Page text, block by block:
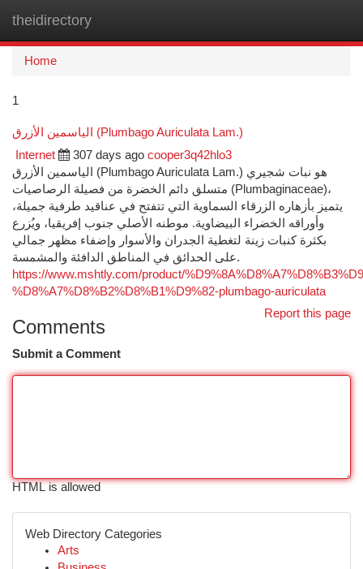
theidirectory
Home
1
الياسمين الأزرق (Plumbago Auriculata Lam.)
Internet 307 days ago cooper3q42hlo3
الياسمين الأزرق (Plumbago Auriculata Lam.) هو نبات شجيري
متسلق دائم الخضرة من فصيلة الرصاصيات (Plumbaginaceae)،
يتميز بأزهاره الزرقاء السماوية التي تتفتح في عناقيد طرفية جميلة،
وأوراقه الخضراء البيضاوية. موطنه الأصلي جنوب إفريقيا، ويُزرع
بكثرة كنبات زينة لتغطية الجدران والأسوار وإضفاء مظهر جمالي
على الحدائق في المناطق الدافئة والمشمسة.
https://www.mshtly.com/product/
%D8%A7%D8%B2%D8%B1%D9%82-plumbago-auriculata
Report this page
Comments
Submit a Comment
HTML is allowed
Web Directory Categories
Arts